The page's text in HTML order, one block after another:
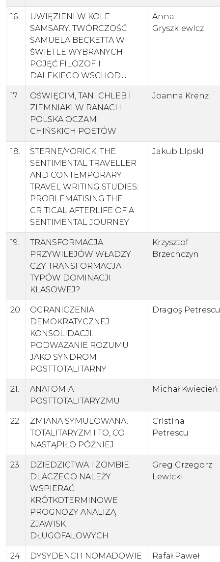
16.
UWIĘZIENI W KOLE
SAMSARY. TWÓRCZOŚĆ
SAMUELA BECKETTA W
ŚWIETLE WYBRANYCH
POJĘĆ FILOZOFII
DALEKIEGO WSCHODU
Anna
GryszkIewIcz
17.
OŚWIĘCIM, TANI CHLEB I
ZIEMNIAKI W RANACH.
POLSKA OCZAMI
CHIŃSKICH POETÓW
Joanna Krenz
18.
STERNE/YORICK, THE
SENTIMENTAL TRAVELLER
AND CONTEMPORARY
TRAVEL WRITING STUDIES:
PROBLEMATISING THE
CRITICAL AFTERLIFE OF A
SENTIMENTAL JOURNEY
Jakub LIpskI
19.
TRANSFORMACJA
PRZYWILEJÓW WŁADZY
CZY TRANSFORMACJA
TYPÓW DOMINACJI
KLASOWEJ?
Krzysztof
Brzechczyn
20.
OGRANICZENIA
DEMOKRATYCZNEJ
KONSOLIDACJI.
PODWAŻANIE ROZUMU
JAKO SYNDROM
POSTTOTALITARNY
Dragoş Petrescu
21.
ANATOMIA
POSTTOTALITARYZMU
Michał Kwiecień
22.
ZMIANA SYMULOWANA.
TOTALITARYZM I TO, CO
NASTĄPIŁO PÓŹNIEJ
CrIstIna
Petrescu
23.
DZIEDZICTWA I ZOMBIE.
DLACZEGO NALEŻY
WSPIERAĆ
KRÓTKOTERMINOWE
PROGNOZY ANALIZĄ
ZJAWISK
DŁUGOFALOWYCH
Greg Grzegorz
LewIckI
24.
DYSYDENCI I NOMADOWIE
Rafał Paweł